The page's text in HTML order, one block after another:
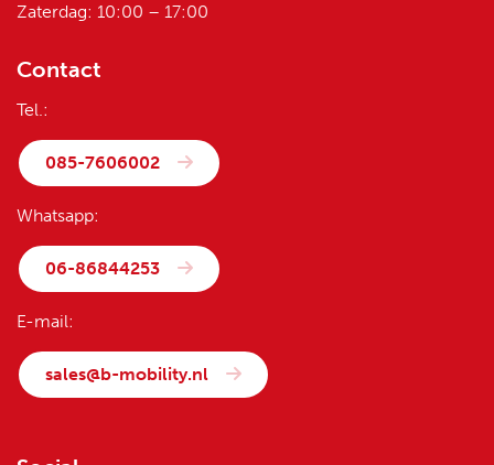
Zaterdag: 10:00 – 17:00
Contact
Tel.:
085-7606002
Whatsapp:
06-86844253
E-mail:
sales@b-mobility.nl